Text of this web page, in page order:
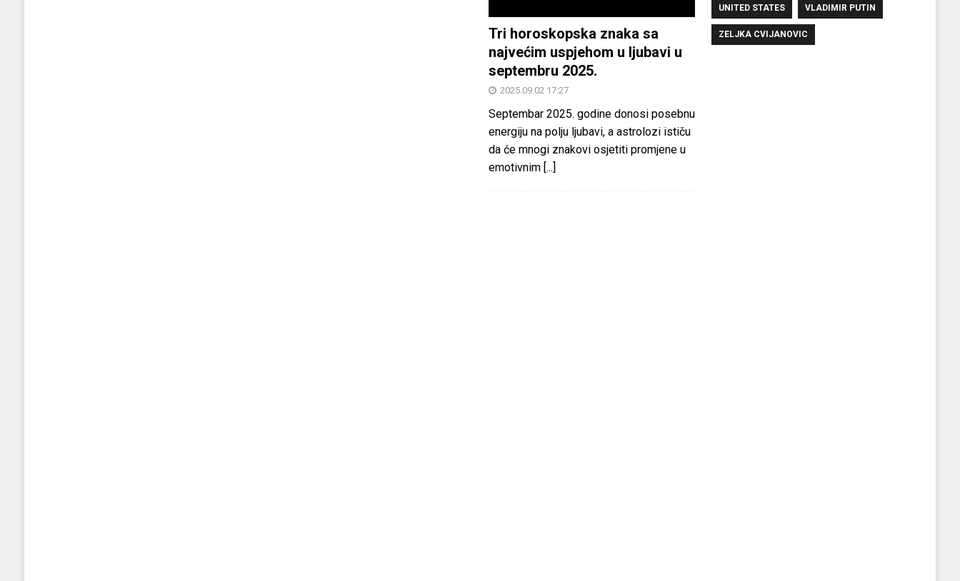
Tri horoskopska znaka sa
najvećim uspjehom u ljubavi u
septembru 2025.
2025.09.02 17:27
Septembar 2025. godine donosi posebnu
energiju na polju ljubavi, a astrolozi ističu
da će mnogi znakovi osjetiti promjene u
emotivnim [...]
UNITED STATES VLADIMIR PUTIN
ZELJKA CVIJANOVIC